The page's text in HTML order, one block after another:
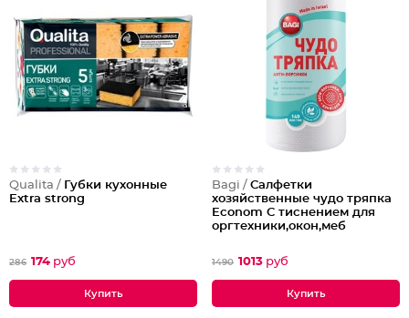
Qualita / Губки кухонные
Extra strong
286 174 руб
Bagi / Салфетки
хозяйственные чудо тряпка
Econom C тиснением для
оргтехники,окон,меб
1490 1013 руб